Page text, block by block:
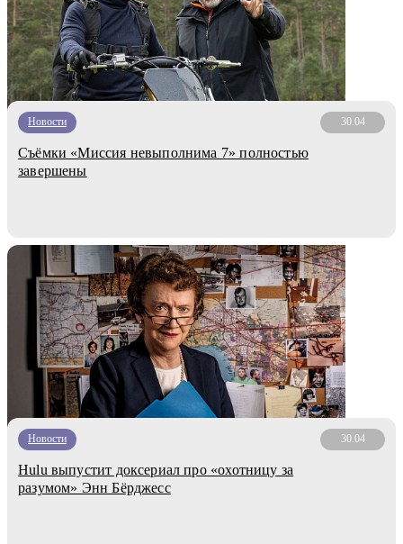
Новости 30.04
Съёмки «Миссия невыполнима 7» полностью
завершены
Новости 30.04
Hulu выпустит доксериал про «охотницу за
разумом» Энн Бёрджесс